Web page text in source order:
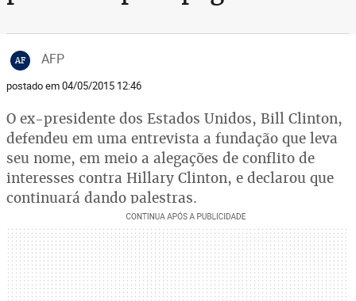
AF AFP
postado em 04/05/2015 12:46
O ex-presidente dos Estados Unidos, Bill Clinton,
defendeu em uma entrevista a fundação que leva
seu nome, em meio a alegações de conflito de
interesses contra Hillary Clinton, e declarou que
continuará dando palestras.